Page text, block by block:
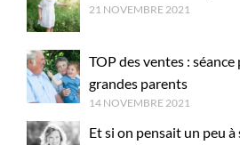
21 NOVEMBRE 2021
TOP des ventes :
grandes parents
14 NOVEMBRE 2021
Et si on pensait un peu à